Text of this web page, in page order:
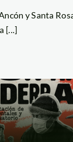
y Santa
[...]